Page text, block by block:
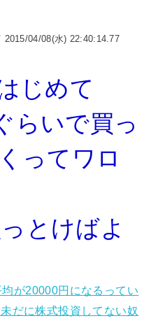
2015/04/08(水) 22:40:14.77
じめて
らいで買っ
ってワロ
とけばよ
が20000円になるってい
だに株式投資してない奴